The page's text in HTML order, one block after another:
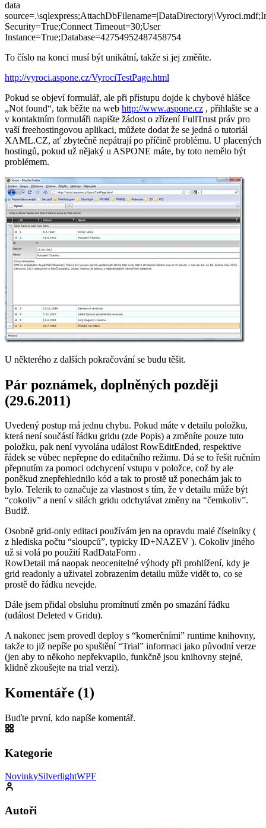
data
Security=True;Connect Timeout=30;User
Instance=True;Database=42754952487458754
To číslo na konci musí být unikátní, takže si jej změňte.
http://vyroci.aspone.cz/VyrociTestPage.html
Pokud se objeví formulář, ale při přístupu dojde k chybové hlášce
„Not found“, tak běžte na web http://www.aspone.cz , přihlašte se a
v kontaktním formuláři napište žádost o zřízení FullTrust práv pro
vaší freehostingovou aplikaci, můžete dodat že se jedná o tutoriál
XAML.CZ, ať zbytečně nepátrají po příčině problému. U placených
hostingů, pokud už nějaký u ASPONE máte, by toto nemělo být
problémem.
U některého z dalších pokračování se budu těšit.
Pár poznámek, doplněných později
(29.6.2011)
Uvedený postup má jednu chybu. Pokud máte v detailu položku,
která není součástí řádku gridu (zde Popis) a změníte pouze tuto
položku, pak není vyvolána událost RowEditEnded, respektive
řádek se vůbec nepřepne do editačního režimu. Dá se to řešit ručním
přepnutím za pomoci odchycení vstupu v položce, což by ale
poněkud znepřehlednilo kód a tak to prostě už ponechám jak to
bylo. Telerik to označuje za vlastnost s tím, že v detailu může být
“cokoliv” a není v silách gridu odchytávat změny na “čemkoliv”.
Budiž.
Osobně grid-only editaci používám jen na opravdu malé číselníky (
z hlediska počtu “sloupců”, typicky ID+NAZEV ). Cokoliv jiného
už si volá po použití RadDataForm .
RowDetail má naopak neocenitelné výhody při prohlížení, kdy je
grid readonly a uživatel zobrazením detailu může vidět to, co se
prostě do řádku nevejde.
Dále jsem přidal obsluhu promítnutí změn po smazání řádku
(událost Deleted v Gridu).
A nakonec jsem provedl deploy s “komerčními” runtime knihovny,
takže to již nepíše po spuštění “Trial” informaci jako původní verze
(jen aby to někoho nepřekvapilo, funkčně jsou knihovny stejné,
klidně zkoušejte na trial verzi).
Komentáře (1)
Buďte první, kdo napíše komentář.
Kategorie
NovinkySilverlightWPF
Autoři